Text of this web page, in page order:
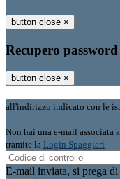
button close ×
Recupero password
button close ×
all'indirizzo indicato con le
Non hai una e-mail associata
tramite la Login Spaggiari
E-mail inviata, si prega